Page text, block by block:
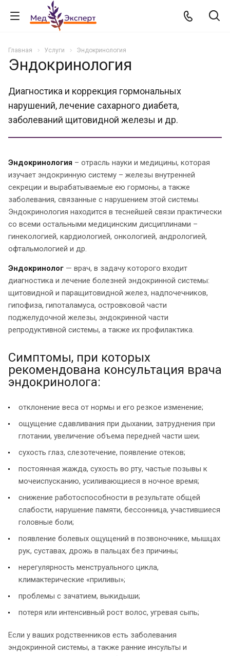
Главная Услуги Эндокринология
Эндокринология
Диагностика и коррекция гормональных
нарушений, лечение сахарного диабета,
заболеваний щитовидной железы и др.
Эндокринология – отрасль науки и медицины, которая
изучает эндокринную систему – железы внутренней
секреции и вырабатываемые ею гормоны, а также
заболевания, связанные с нарушением этой системы.
Эндокринология находится в теснейшей связи практически
со всеми остальными медицинским дисциплинами –
гинекологией, кардиологией, онкологией, андрологией,
офтальмологией и др.
Эндокринолог — врач, в задачу которого входит
диагностика и лечение болезней эндокринной системы:
щитовидной и паращитовидной желез, надпочечников,
гипофиза, гипоталамуса, островковой части
поджелудочной железы, эндокринной части
репродуктивной системы, а также их профилактика.
Симптомы, при которых
рекомендована консультация врача
эндокринолога:
отклонение веса от нормы и его резкое изменение;
ощущение сдавливания при дыхании, затруднения при
глотании, увеличение объема передней части шеи;
сухость глаз, слезотечение, появление отеков;
постоянная жажда, сухость во рту, частые позывы к
мочеиспусканию, усиливающиеся в ночное время;
снижение работоспособности в результате общей
слабости, нарушение памяти, бессонница, участившиеся
головные боли;
появление болевых ощущений в позвоночнике, мышцах
рук, суставах, дрожь в пальцах без причины;
нерегулярность менструального цикла,
климактерические «приливы»;
проблемы с зачатием, выкидыши;
потеря или интенсивный рост волос, угревая сыпь;
Если у ваших родственников есть заболевания
эндокринной системы, а также ранние инсульты и